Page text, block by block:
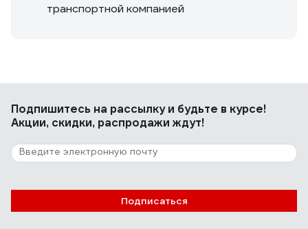
транспортной компанией
Подпишитесь на рассылкуи будьте в курсе!
Акции, скидки, распродажи ждут!
Подписаться